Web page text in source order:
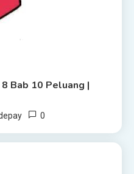
Bab 10 Peluang |
0